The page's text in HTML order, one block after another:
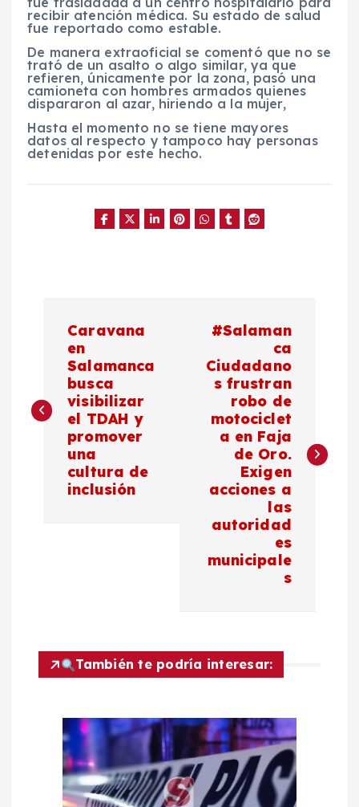
recibir atención médica. Su estado de salud
fue reportado como estable.
De manera extraoficial se comentó que no se
trató de un asalto o algo similar, ya que
refieren, únicamente por la zona, pasó una
camioneta con hombres armados quienes
dispararon al azar, hiriendo a la mujer,
Hasta el momento no se tiene mayores
datos al respecto y tampoco hay personas
detenidas por este hecho.
v
e
n
Caravana
en
Salamanca
busca
visibilizar
el TDAH y
promover
una
cultura de
inclusión
#Salaman
ca
Ciudadano
s frustran
robo de
motociclet
a en Faja
de Oro.
Exigen
acciones a
las
autoridad
es
municipale
s
También te podría interesar: